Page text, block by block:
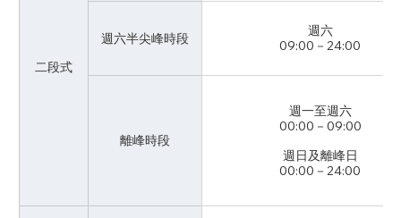
二段式
週六半尖峰時段
週六
09:00－24:00
離峰時段
週一至週六
00:00－09:00
週日及離峰日
00:00－24:00